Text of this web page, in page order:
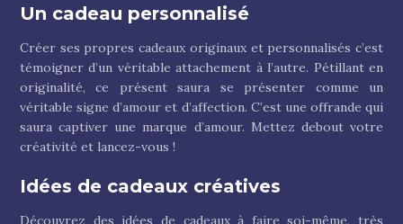
Un cadeau personnalisé
Créer ses propres cadeaux originaux et personnalisés c’est
témoigner d’un véritable attachement à l’autre. Pétillant en
originalité, ce présent saura se présenter comme un
véritable signe d’amour et d’affection. C’est une offrande qui
saura captiver une marque d’amour. Mettez debout votre
créativité et lancez-vous !
Idées de cadeaux créatives
Découvrez des idées de cadeaux à faire soi-même, très